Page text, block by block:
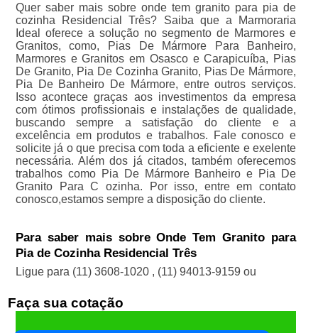
Quer saber mais sobre onde tem granito para pia de
cozinha Residencial Três? Saiba que a Marmoraria
Ideal oferece a solução no segmento de Marmores e
Granitos, como, Pias De Mármore Para Banheiro,
Marmores e Granitos em Osasco e Carapicuíba, Pias
De Granito, Pia De Cozinha Granito, Pias De Mármore,
Pia De Banheiro De Mármore, entre outros serviços.
Isso acontece graças aos investimentos da empresa
com ótimos profissionais e instalações de qualidade,
buscando sempre a satisfação do cliente e a
excelência em produtos e trabalhos. Fale conosco e
solicite já o que precisa com toda a eficiente e exelente
necessária. Além dos já citados, também oferecemos
trabalhos como Pia De Mármore Banheiro e Pia De
Granito Para C ozinha. Por isso, entre em contato
conosco,estamos sempre a disposição do cliente.
Para saber mais sobre Onde Tem Granito para
Pia de Cozinha Residencial Três
Ligue para (11) 3608-1020 , (11) 94013-9159 ou
Faça sua cotação